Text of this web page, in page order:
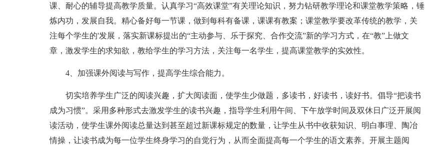
课、耐心的辅导提高教学质量。认真学习“高效课堂”有关理论知识，努力钻研教学理论和课堂教学策略，锤
炼内功，发展自我。精心备好每一节课，做到每科有备课，课课有教案；课堂教学要改革传统的教学，关
注每个学生的'发展，落实新课标提出的“主动参与、乐于探究、合作交流”新的学习方式，在“教”上做文
章，激发学生的求知欲，教给学生的学习方法，关注每一名学生，提高课堂教学的实效性。
4、加强课外阅读与写作，提高学生综合能力。
切实培养学生广泛的阅读兴趣，扩大阅读面，使学生少做题，多读书，好读书，读好书。倡导“把读书
成为习惯”。采用多种形式去激发学生的读书兴趣，指导学生利用午间、下午放学时间及双休日广泛开展阅
读活动，使学生课外阅读总量达到甚至超过新课标规定的数量，让学生从书中收获知识、明白事理、陶冶
情操，让读书成为每一位学生终身学习的自觉行为，从而全面提高每一个学生的语文素养。开展主题阅